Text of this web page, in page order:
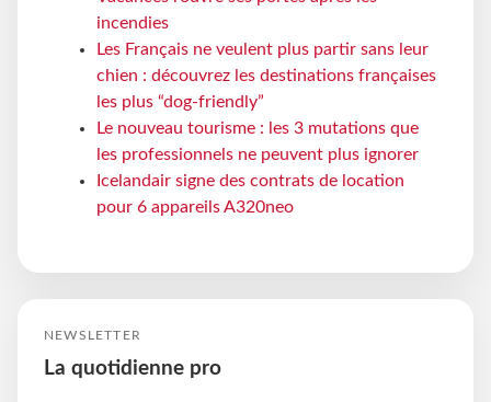
incendies
Les Français ne veulent plus partir sans leur
chien : découvrez les destinations françaises
les plus “dog-friendly”
Le nouveau tourisme : les 3 mutations que
les professionnels ne peuvent plus ignorer
Icelandair signe des contrats de location
pour 6 appareils A320neo
NEWSLETTER
La quotidienne pro